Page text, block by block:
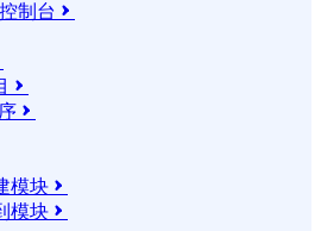
制台 


模块 
模块 